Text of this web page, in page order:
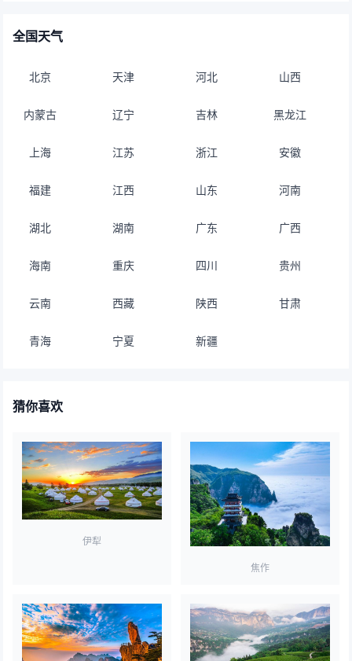
全国天气
北京 天津 河北 山西
内蒙古 辽宁 吉林 黑龙江
上海 江苏 浙江 安徽
福建 江西 山东 河南
湖北 湖南 广东 广西
海南 重庆 四川 贵州
云南 西藏 陕西 甘肃
青海 宁夏 新疆
猜你喜欢
伊犁
焦作